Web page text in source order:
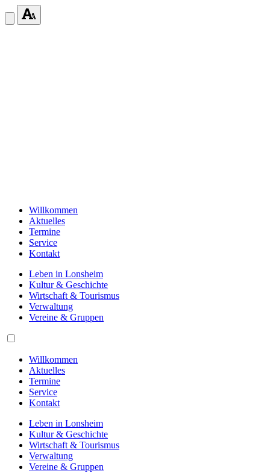
Willkommen
Aktuelles
Termine
Service
Kontakt
Leben in Lonsheim
Kultur & Geschichte
Wirtschaft & Tourismus
Verwaltung
Vereine & Gruppen
Willkommen
Aktuelles
Termine
Service
Kontakt
Leben in Lonsheim
Kultur & Geschichte
Wirtschaft & Tourismus
Verwaltung
Vereine & Gruppen